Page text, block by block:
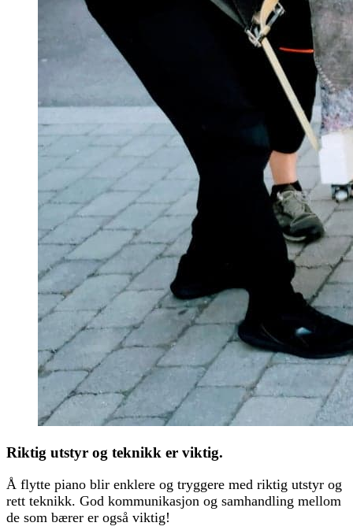
Riktig utstyr og teknikk er viktig.
Å flytte piano blir enklere og tryggere med riktig utstyr og
rett teknikk. God kommunikasjon og samhandling mellom
de som bærer er også viktig!